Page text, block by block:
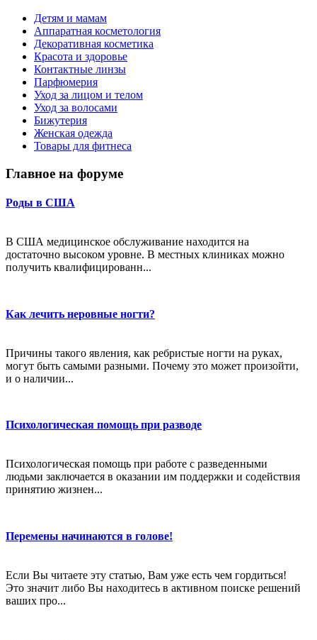
Детям и мамам
Аппаратная косметология
Декоративная косметика
Красота и здоровье
Контактные линзы
Парфюмерия
Уход за лицом и телом
Уход за волосами
Бижутерия
Женская одежда
Товары для фитнеса
Главное на форуме
Роды в США
В США медицинское обслуживание находится на
достаточно высоком уровне. В местных клиниках можно
получить квалифицированн...
Как лечить неровные ногти?
Причины такого явления, как ребристые ногти на руках,
могут быть самыми разными. Почему это может произойти,
и о наличии...
Психологическая помощь при разводе
Психологическая помощь при работе с разведенными
людьми заключается в оказании им поддержки и содействия
принятию жизнен...
Перемены начинаются в голове!
Если Вы читаете эту статью, Вам уже есть чем гордиться!
Это значит либо Вы находитесь в активном поиске решений
ваших про...